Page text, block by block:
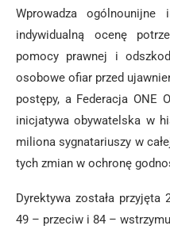
Wprowadza
indywidualną ocenę
pomocy prawnej i
osobowe ofiar przed
postępy, a Federacja ONE
inicjatywa obywatelska w
miliona sygnatariuszy w
tych zmian w ochronę
Dyrektywa została przyjęta
49 – przeciw i 84 –